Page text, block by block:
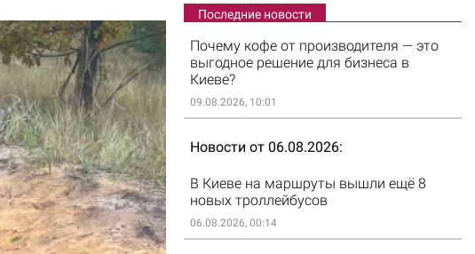
Последние новости
Почему кофе от производителя — это
выгодное решение для бизнеса в
Киеве?
09.08.2026, 10:01
Новости от 06.08.2026
В Киеве на маршруты вышли ещё 8
новых троллейбусов
06.08.2026, 00:14